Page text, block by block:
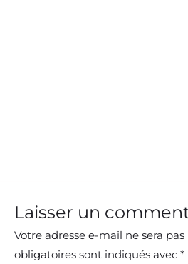
Laisser un
Votre adresse e-mail ne sera
obligatoires sont indiqués avec *